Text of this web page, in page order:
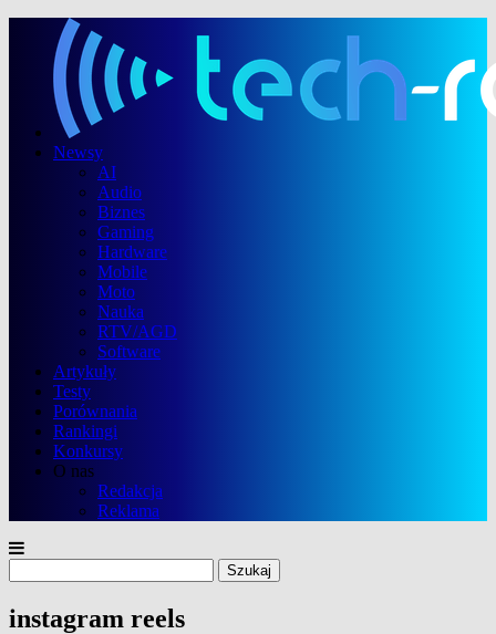
Newsy
AI
Audio
Biznes
Gaming
Hardware
Mobile
Moto
Nauka
RTV/AGD
Software
Artykuły
Testy
Porównania
Rankingi
Konkursy
O nas
Redakcja
Reklama
instagram reels